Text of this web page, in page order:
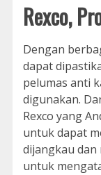
Rexco,
Dengan
dapat
pelumas anti
digunakan.
Rexco yang
untuk dapat
dijangkau
untuk